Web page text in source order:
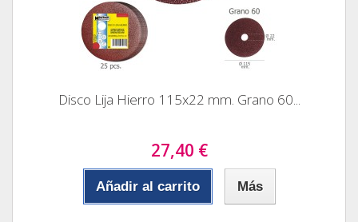
Disco Lija Hierro 115x22 mm. Grano 60...
27,40 €
Añadir al carrito Más